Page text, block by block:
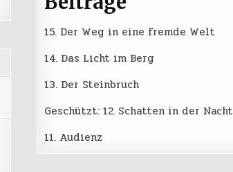
15. Der Weg in eine fremde Welt
14. Das Licht im Berg
13. Der Steinbruch
Geschützt: 12. Schatten in der Nacht
11. Audienz